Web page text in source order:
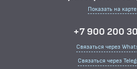
Показать на карте
+7 900 200
Связаться через
Связаться через